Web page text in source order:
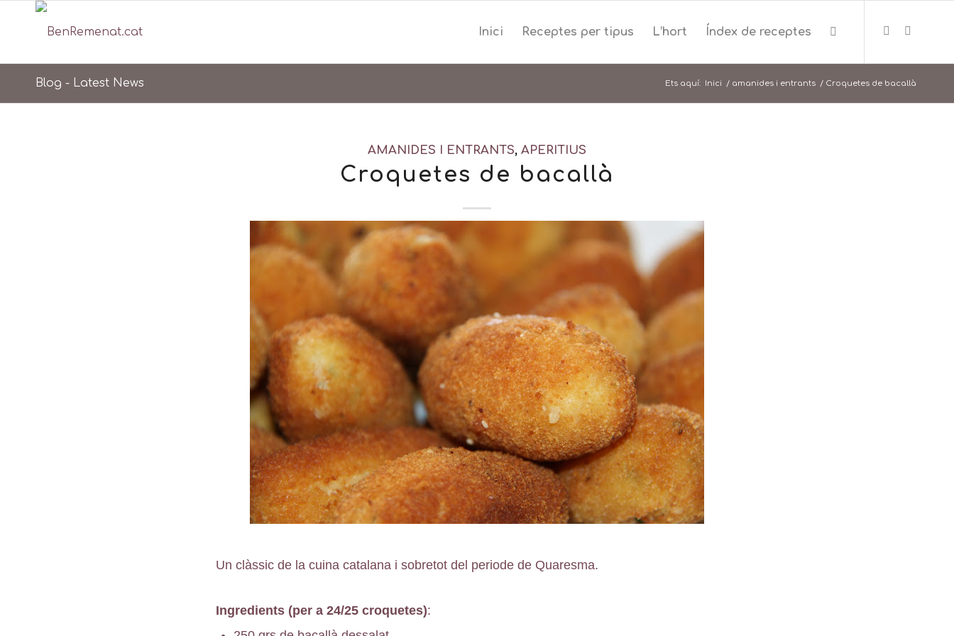
Inici Receptes per tipus L’hort Índex de receptes
Blog - Latest News Ets aquí: Inici / amanides i entrants / Croquetes de bacallà
AMANIDES I ENTRANTS, APERITIUS
Croquetes de bacallà
Un clàssic de la cuina catalana i sobretot del periode de Quaresma.
Ingredients (per a 24/25 croquetes):